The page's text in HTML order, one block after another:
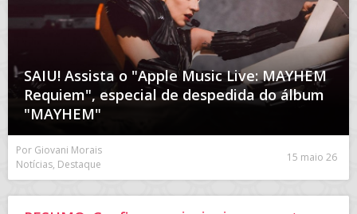
SAIU! Assista o "Apple Music Live: MAYHEM
Requiem", especial de despedida do álbum
"MAYHEM"
Por Giovani Morais
Notícias, Destaque
15 maio 26